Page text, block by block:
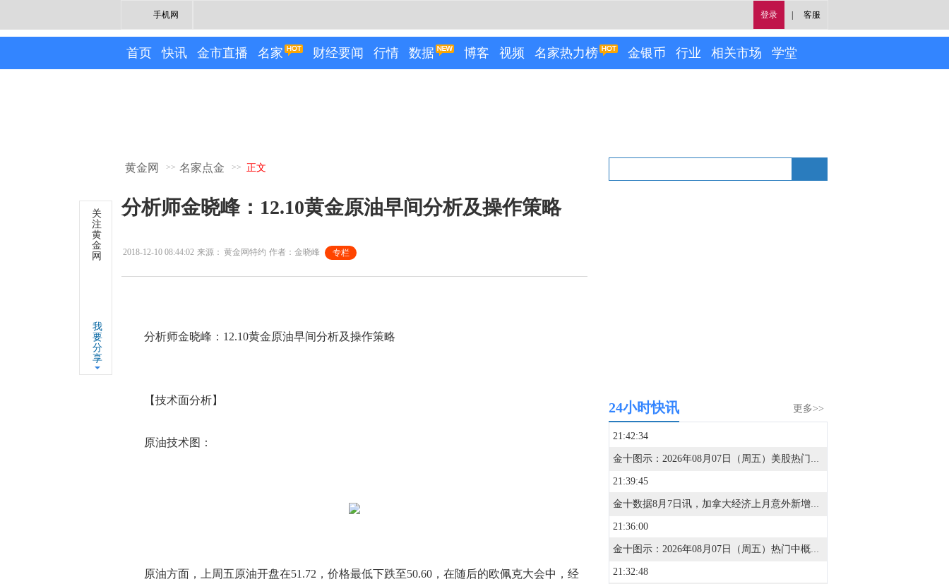
登录 客服
手机网
首页 快讯 金市直播 名家 财经要闻 行情 数据 博客 视频 名家热力榜 金银币 行业 相关市场 学堂
黄金网 >> 名家点金 >> 正文
分析师金晓峰：12.10黄金原油早间分析及操作策略
2018-12-10 08:44:02 来源： 黄金网特约 作者：金晓峰 专栏
关
注
黄
金
网
我
要
分
享
分析师金晓峰：12.10黄金原油早间分析及操作策略
【技术面分析】
原油技术图：
原油方面，上周五原油开盘在51.72，价格最低下跌至50.60，在随后的欧佩克大会中，经
更多>>
24小时快讯
21:42:34
金十图示：2026年08月07日（周五）美股热门股票行情一览（美股盘初）
21:39:45
金十数据8月7日讯，加拿大经济上月意外新增7.51万个就业岗位，同时失业率降至两年来的最低水平，这是经济正在走向复苏的最新迹象。加拿大统计局周五公布的数据显示，7月加拿大失业率从6月的6.5%小幅降至6.4%。数据公布后，加元迅速升至盘中新高，涨幅一度达到0.5%。加拿大国债在数据公布后立即遭到抛售，但随后逆转走势并上涨，因市场同时消化美国就业意外下降的影响。5月至7月期间，加拿大就业人数累计增加18.11万人，创下自美国总统特朗普开始对加拿大商品加征关税以来最大的三个月就业增幅。强于预期的就业数据表明，加拿大经济动能正延续至第三季度。近期经济数据表明，在受到美国关税影响经历一年停滞后，加拿大经济第二季度出现明显反弹。
21:36:00
金十图示：2026年08月07日（周五）热门中概股行情一览（美股盘初）
21:32:48